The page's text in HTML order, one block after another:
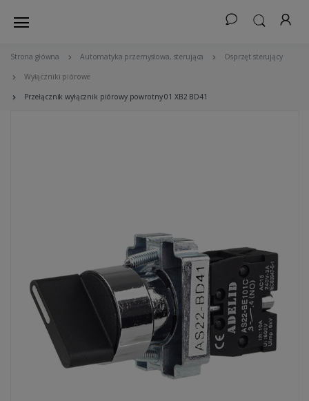
Strona główna Automatyka przemysłowa, sterująca Osprzęt sterujący
Wyłączniki piórowe
Przełącznik wyłącznik piórowy powrotny 01 XB2 BD41